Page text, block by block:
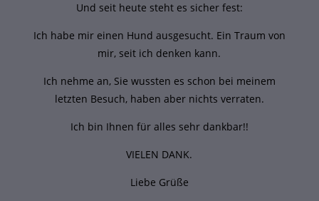
Und seit heute steht es sicher fest:
Ich habe mir einen Hund ausgesucht. Ein Traum von
mir, seit ich denken kann.
Ich nehme an, Sie wussten es schon bei meinem
letzten Besuch, haben aber nichts verraten.
Ich bin Ihnen für alles sehr dankbar!!
VIELEN DANK.
Liebe Grüße